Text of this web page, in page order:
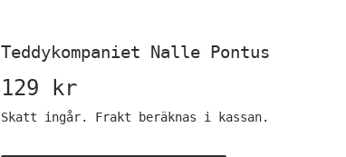
Teddykompaniet Nalle Pontus
129 kr
kr
Skatt ingår. Frakt beräknas i kassan.